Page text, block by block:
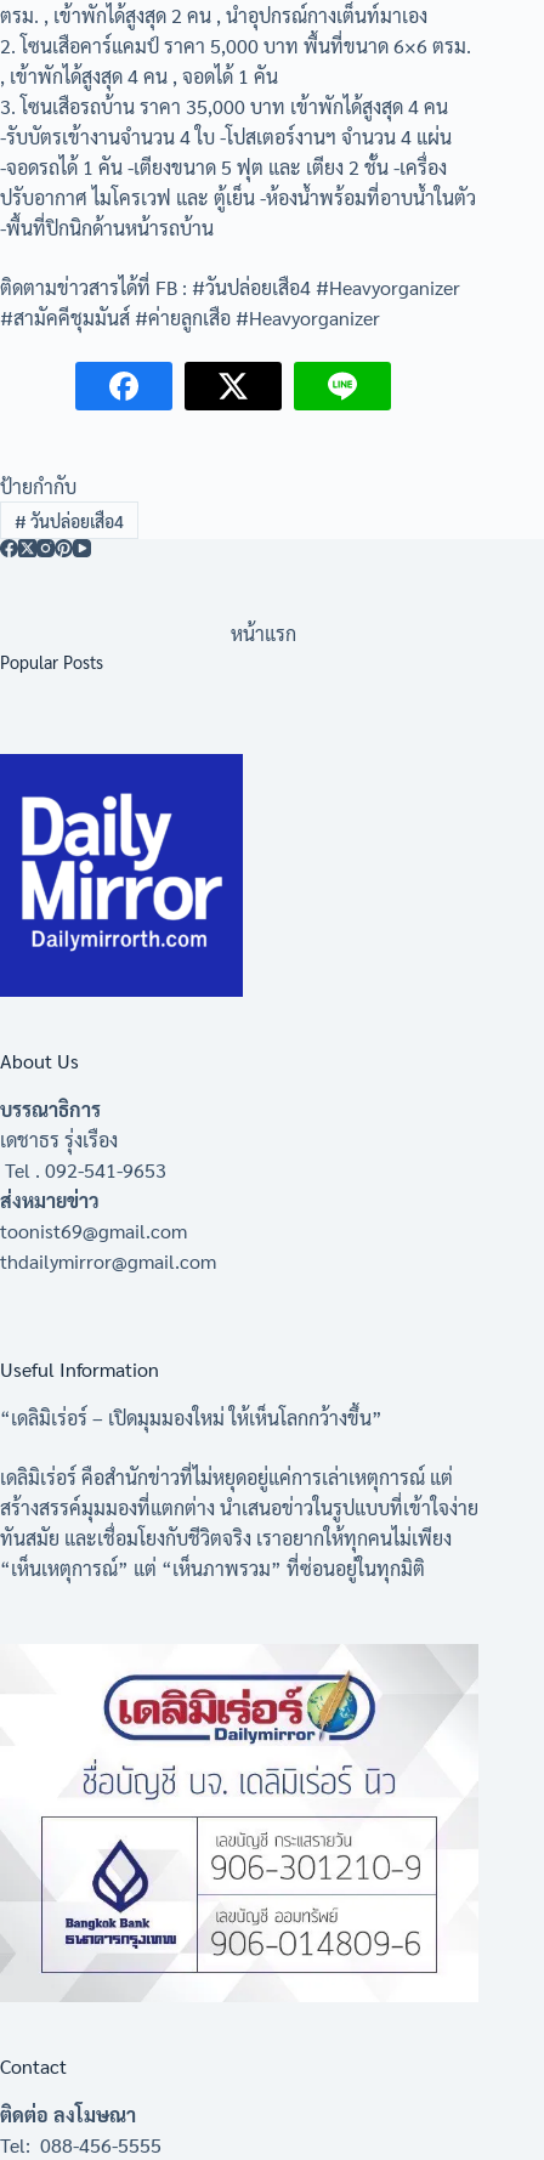
ตรม. , เข้าพักได้สูงสุด 2 คน , นำอุปกรณ์กางเต็นท์มาเอง
2. โซนเสือคาร์แคมป์ ราคา 5,000 บาท พื้นที่ขนาด 6×6 ตรม.
, เข้าพักได้สูงสุด 4 คน , จอดได้ 1 คัน
3. โซนเสือรถบ้าน ราคา 35,000 บาท เข้าพักได้สูงสุด 4 คน
-รับบัตรเข้างานจำนวน 4 ใบ -โปสเตอร์งานฯ จำนวน 4 แผ่น
-จอดรถได้ 1 คัน -เตียงขนาด 5 ฟุต และ เตียง 2 ชั้น -เครื่อง
ปรับอากาศ ไมโครเวฟ และ ตู้เย็น -ห้องน้ำพร้อมที่อาบน้ำในตัว
-พื้นที่ปิกนิกด้านหน้ารถบ้าน
ติดตามข่าวสารได้ที่ FB : #วันปล่อยเสือ4 #Heavyorganizer
#สามัคคีชุมมันส์ #ค่ายลูกเสือ #Heavyorganizer
ป้ายกำกับ
# วันปล่อยเสือ4
หน้าแรก
Popular Posts
About Us
บรรณาธิการ
เดชาธร รุ่งเรือง
Tel . 092-541-9653
ส่งหมายข่าว
toonist69@gmail.com
thdailymirror@gmail.com
Useful Information
“เดลิมิเร่อร์ – เปิดมุมมองใหม่ ให้เห็นโลกกว้างขึ้น”
เดลิมิเร่อร์ คือสำนักข่าวที่ไม่หยุดอยู่แค่การเล่าเหตุการณ์ แต่
สร้างสรรค์มุมมองที่แตกต่าง นำเสนอข่าวในรูปแบบที่เข้าใจง่าย
ทันสมัย และเชื่อมโยงกับชีวิตจริง เราอยากให้ทุกคนไม่เพียง
“เห็นเหตุการณ์” แต่ “เห็นภาพรวม” ที่ซ่อนอยู่ในทุกมิติ
Contact
ติดต่อ ลงโมษณา
Tel: 088-456-5555